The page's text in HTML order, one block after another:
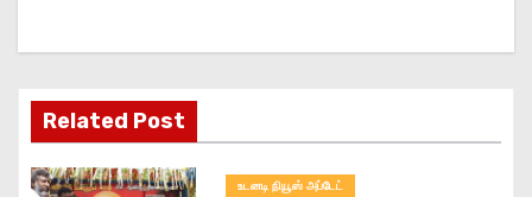
a
t
Related Post
உடனடி நியூஸ் அப்டேட்